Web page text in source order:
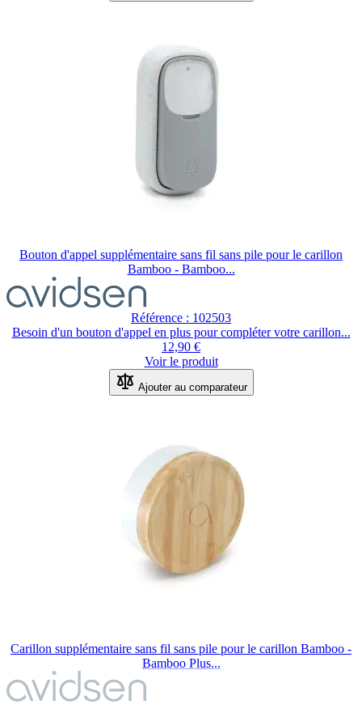
Bouton d'appel supplémentaire sans fil sans pile pour le carillon
Bamboo - Bamboo...
Référence : 102503
Besoin d'un bouton d'appel en plus pour compléter votre carillon...
12,90 €
Voir le produit
Ajouter au comparateur
Carillon supplémentaire sans fil sans pile pour le carillon Bamboo -
Bamboo Plus...